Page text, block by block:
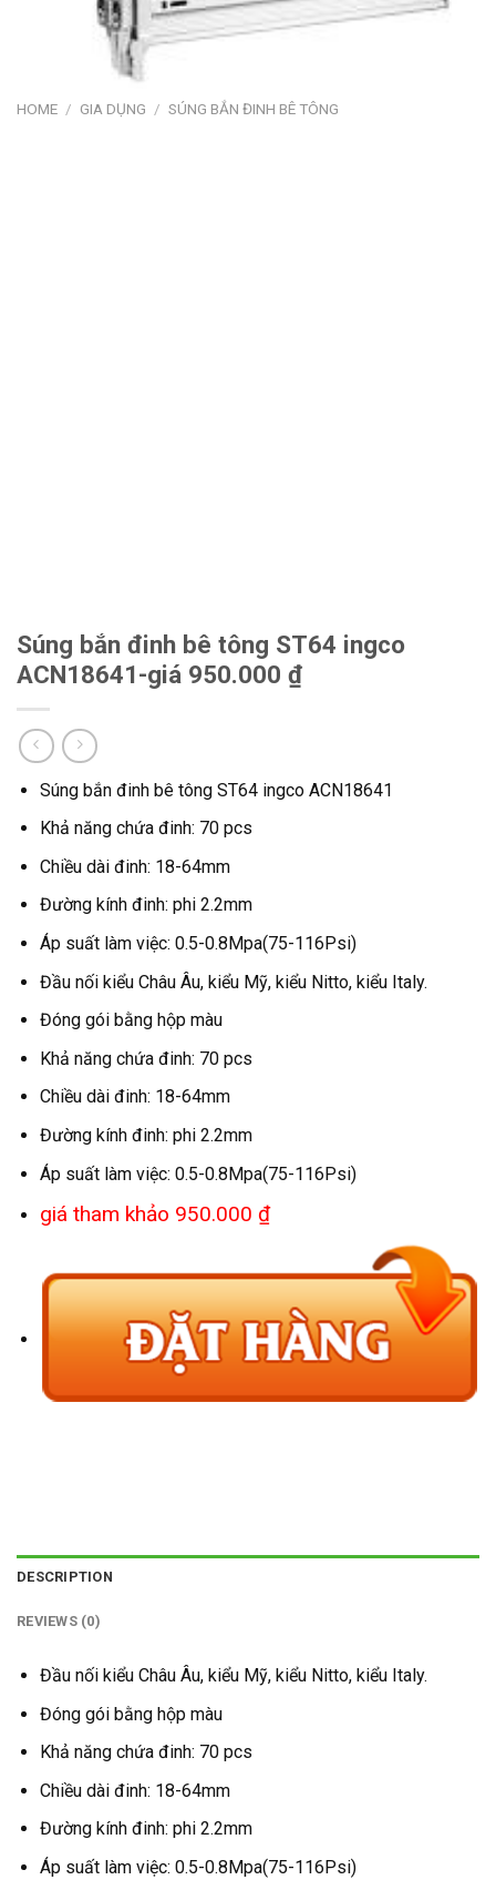
HOME / GIA DỤNG / SÚNG BẮN ĐINH BÊ TÔNG
Súng bắn đinh bê tông ST64 ingco
ACN18641-giá 950.000 ₫
Súng bắn đinh bê tông ST64 ingco ACN18641
Khả năng chứa đinh: 70 pcs
Chiều dài đinh: 18-64mm
Đường kính đinh: phi 2.2mm
Áp suất làm việc: 0.5-0.8Mpa(75-116Psi)
Đầu nối kiểu Châu Âu, kiểu Mỹ, kiểu Nitto, kiểu Italy.
Đóng gói bằng hộp màu
Khả năng chứa đinh: 70 pcs
Chiều dài đinh: 18-64mm
Đường kính đinh: phi 2.2mm
Áp suất làm việc: 0.5-0.8Mpa(75-116Psi)
giá tham khảo 950.000 ₫
DESCRIPTION
REVIEWS (0)
Đầu nối kiểu Châu Âu, kiểu Mỹ, kiểu Nitto, kiểu Italy.
Đóng gói bằng hộp màu
Khả năng chứa đinh: 70 pcs
Chiều dài đinh: 18-64mm
Đường kính đinh: phi 2.2mm
Áp suất làm việc: 0.5-0.8Mpa(75-116Psi)